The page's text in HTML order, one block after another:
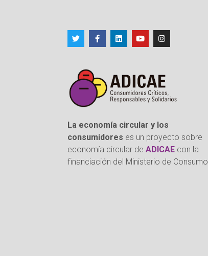
La economía circular y los
consumidores es un proyecto sobre
economía circular de ADICAE con la
financiación del Ministerio de Consumo.